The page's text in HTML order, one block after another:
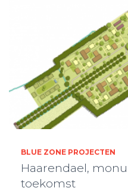
BLUE ZONE PROJECTEN
Haarendael,
toekomst